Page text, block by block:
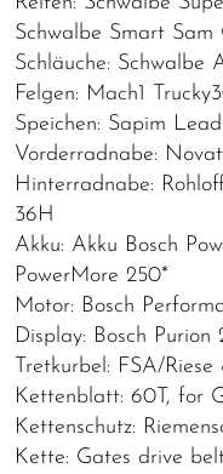
Schwalbe Smart
Schläuche: Schwalbe
Felgen: Mach1
Speichen: Sapim
Vorderradnabe:
Hinterradnabe:
36H
Akku: Akku Bosch
PowerMore 250*
Motor: Bosch
Display: Bosch
Tretkurbel: FSA/
Kettenblatt: 60T, for
Kettenschutz:
Kette: Gates drive